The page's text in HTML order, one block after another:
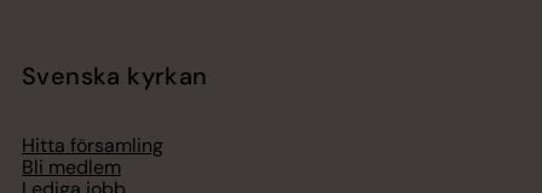
Svenska kyrkan
Hitta församling
Bli medlem